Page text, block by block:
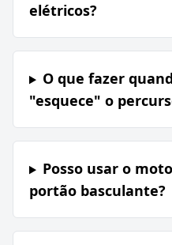
elétricos?
O que fazer
"esquece" o
Posso usar o
portão basculante?